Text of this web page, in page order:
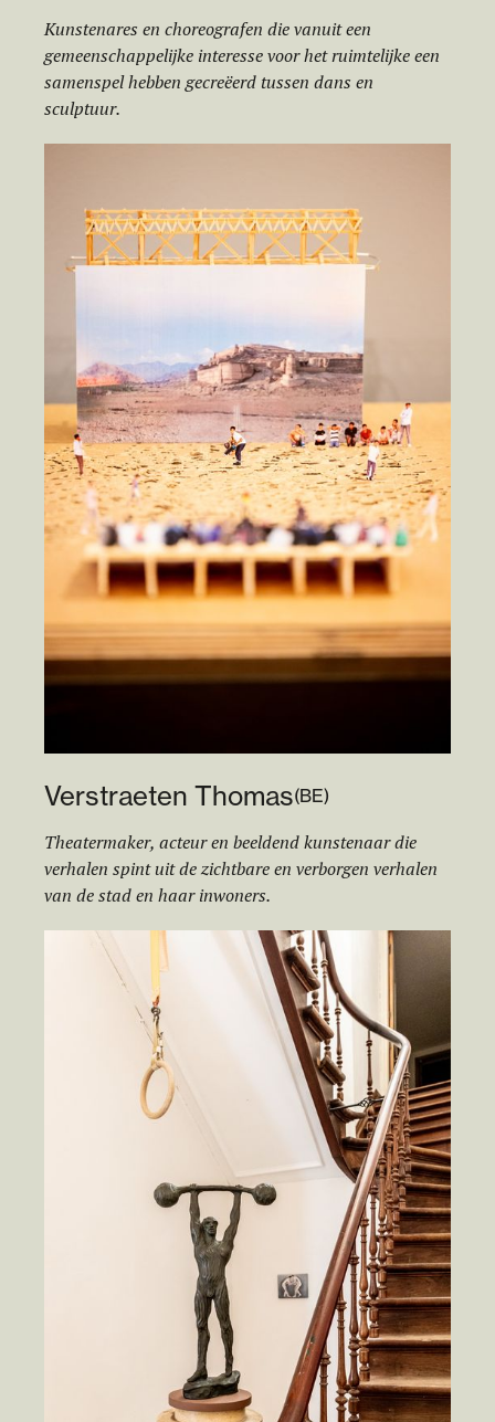
Kunstenares en choreografen die vanuit een
gemeenschappelijke interesse voor het ruimtelijke een
samenspel hebben gecreëerd tussen dans en
sculptuur.
Verstraeten Thomas(BE)
Theatermaker, acteur en beeldend kunstenaar die
verhalen spint uit de zichtbare en verborgen verhalen
van de stad en haar inwoners.